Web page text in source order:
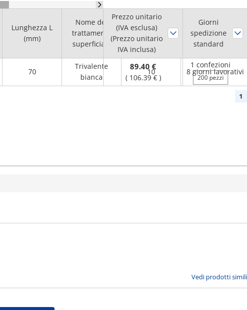
Lunghezza L
(mm)
Nome del
trattamento
superficiale
RoHS
Quantità
minima
d'ordine
70
Trivalente
bianca
10
1 confezioni
200 pezzi
Prezzo unitario
(IVA esclusa)
(Prezzo unitario
IVA inclusa)
Giorni
spedizione
standard
89.40 €
( 106.39 € )
8 giorni lavorativi
1
Vedi prodotti simili